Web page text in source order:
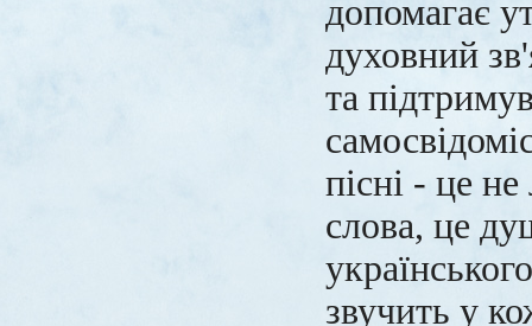
допомагає
духовний
та
пісні - це
слова, це
звучить у